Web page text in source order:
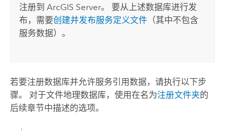
注册到ArcGIS Server。 要从上述数据库进行发
布，需要创建并发布服务定义文件 （其中不包含
服务数据）。
若要注册数据库并允许服务引用数据，请执行以下步
骤。 对于文件地理数据库，使用在名为注册文件夹的
后续章节中描述的选项。